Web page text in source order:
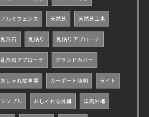
アルミフェンス 天然芝 天然芝工事
乱形石 乱貼り 乱貼りアプローチ
乱形石アプローチ グランドカバー
おしゃれ駐車場 カーポート照明 ライト
シンプル おしゃれな外構 洋風外構